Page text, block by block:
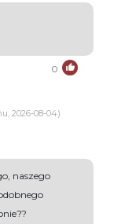
0
2026-08-04)
naszego